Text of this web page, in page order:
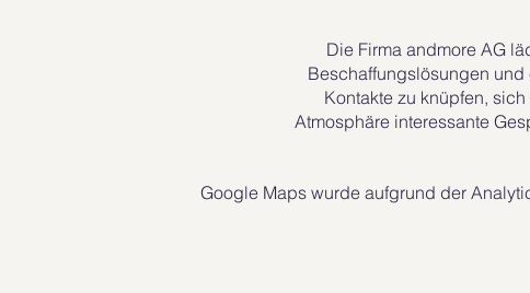
Die Firma andmore AG
Beschaffungslösungen
Kontakte zu knüpfen,
Atmosphäre interessante
Google Maps wurde aufgrund der